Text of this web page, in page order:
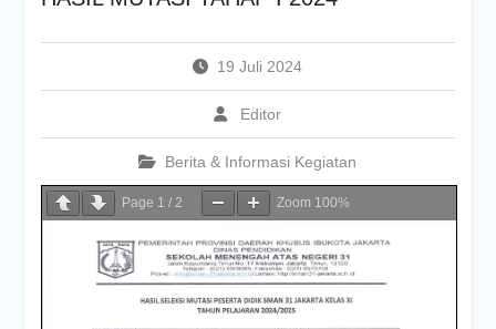
19 Juli 2024
Editor
Berita & Informasi Kegiatan
Page 1 / 2 Zoom 100%